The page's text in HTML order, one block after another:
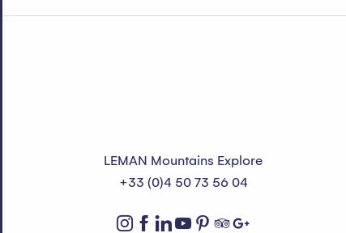
LEMAN Mountains Explore
+33 (0)4 50 73 56 04